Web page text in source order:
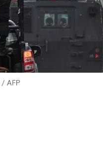
/ AFP